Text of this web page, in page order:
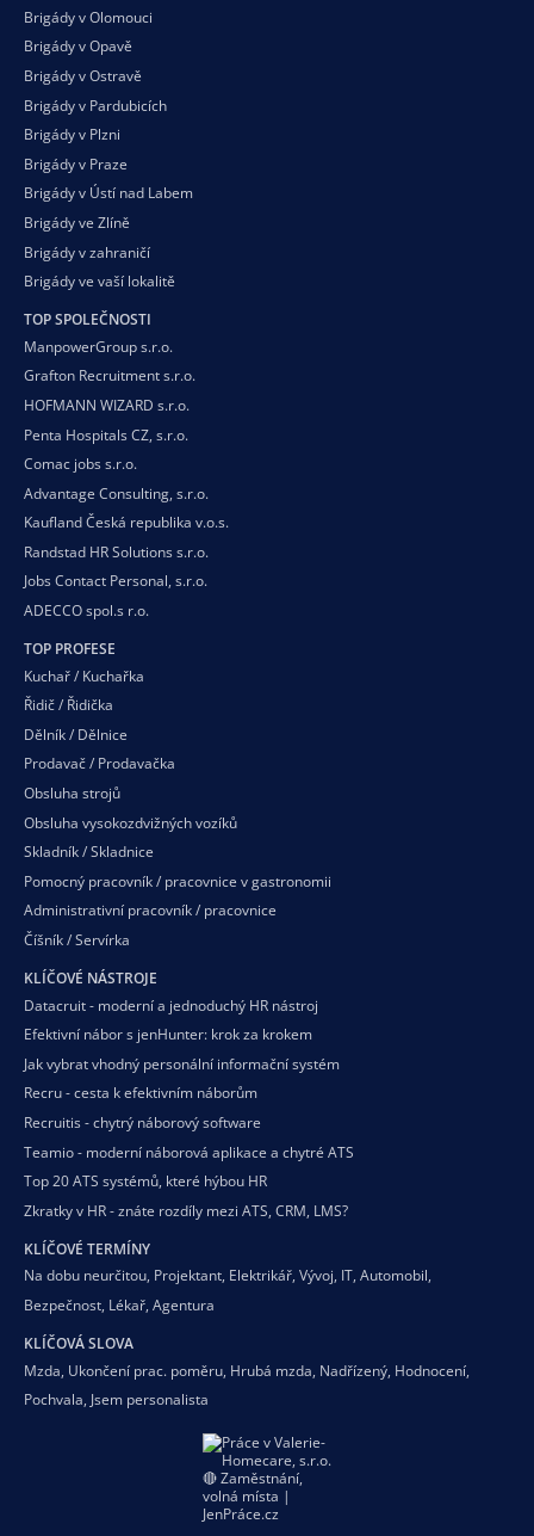
Brigády v Olomouci
Brigády v Opavě
Brigády v Ostravě
Brigády v Pardubicích
Brigády v Plzni
Brigády v Praze
Brigády v Ústí nad Labem
Brigády ve Zlíně
Brigády v zahraničí
Brigády ve vaší lokalitě
TOP SPOLEČNOSTI
ManpowerGroup s.r.o.
Grafton Recruitment s.r.o.
HOFMANN WIZARD s.r.o.
Penta Hospitals CZ, s.r.o.
Comac jobs s.r.o.
Advantage Consulting, s.r.o.
Kaufland Česká republika v.o.s.
Randstad HR Solutions s.r.o.
Jobs Contact Personal, s.r.o.
ADECCO spol.s r.o.
TOP PROFESE
Kuchař / Kuchařka
Řidič / Řidička
Dělník / Dělnice
Prodavač / Prodavačka
Obsluha strojů
Obsluha vysokozdvižných vozíků
Skladník / Skladnice
Pomocný pracovník / pracovnice v gastronomii
Administrativní pracovník / pracovnice
Číšník / Servírka
KLÍČOVÉ NÁSTROJE
Datacruit - moderní a jednoduchý HR nástroj
Efektivní nábor s jenHunter: krok za krokem
Jak vybrat vhodný personální informační systém
Recru - cesta k efektivním náborům
Recruitis - chytrý náborový software
Teamio - moderní náborová aplikace a chytré ATS
Top 20 ATS systémů, které hýbou HR
Zkratky v HR - znáte rozdíly mezi ATS, CRM, LMS?
KLÍČOVÉ TERMÍNY
Na dobu neurčitou, Projektant, Elektrikář, Vývoj, IT, Automobil,
Bezpečnost, Lékař, Agentura
KLÍČOVÁ SLOVA
Mzda, Ukončení prac. poměru, Hrubá mzda, Nadřízený, Hodnocení,
Pochvala, Jsem personalista